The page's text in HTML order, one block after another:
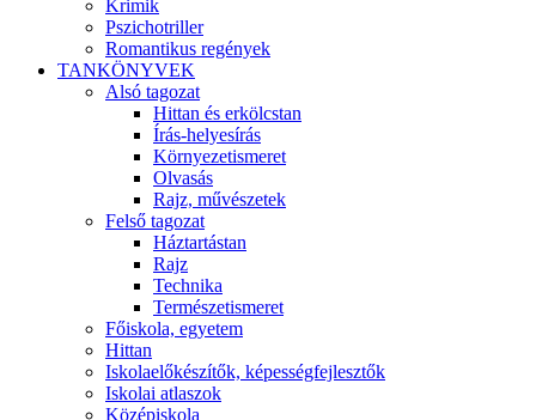
Krimik
Pszichotriller
Romantikus regények
TANKÖNYVEK
Alsó tagozat
Hittan és erkölcstan
Írás-helyesírás
Környezetismeret
Olvasás
Rajz, művészetek
Felső tagozat
Háztartástan
Rajz
Technika
Természetismeret
Főiskola, egyetem
Hittan
Iskolaelőkészítők, képességfejlesztők
Iskolai atlaszok
Középiskola